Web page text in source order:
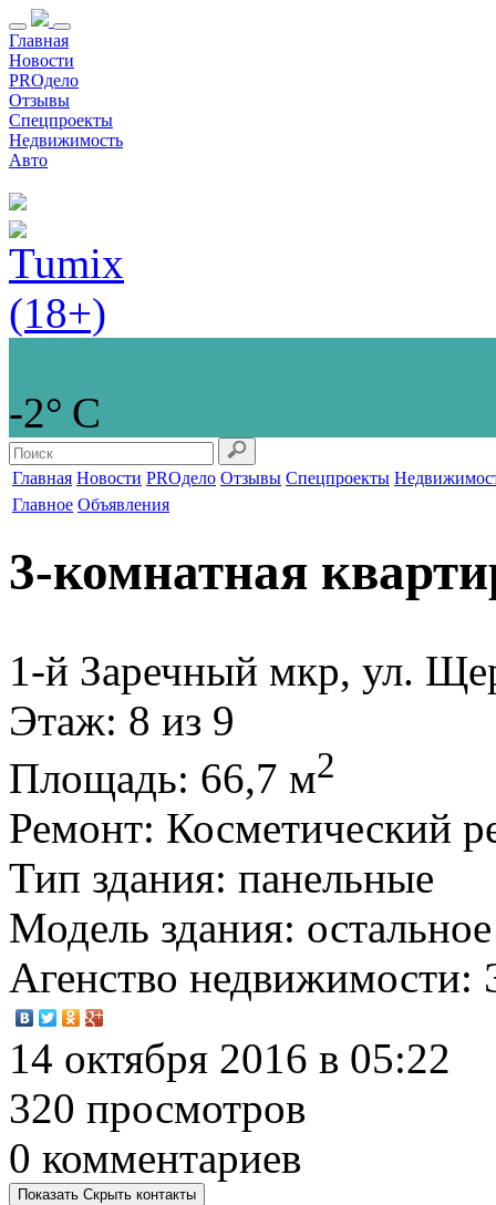
Главная
Новости
PROдело
Отзывы
Спецпроекты
Недвижимость
Авто
-2° С
Главная Новости PROдело Отзывы Спецпроекты
Главное Объявления
3-комнатная
1-й Заречный мкр, ул.
Этаж: 8 из 9
Площадь: 66,7 м2
Ремонт: Косметический
Тип здания: панельные
Модель здания: остальное
Агенство недвижимости:
14 октября 2016 в 05:22
320 просмотров
0 комментариев
Показать Скрыть контакты